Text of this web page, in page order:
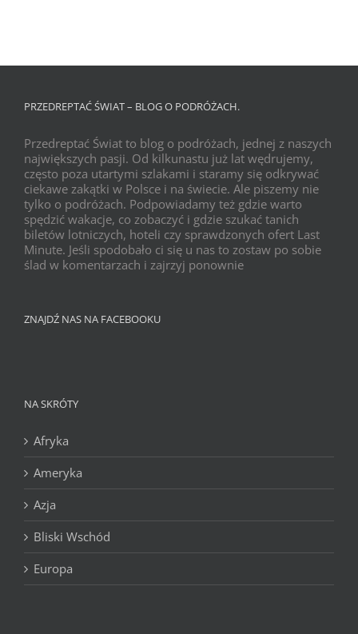
PRZEDREPTAĆ ŚWIAT – BLOG O PODRÓŻACH.
Przedreptać Świat to blog o podróżach, jednej z naszych
największych pasji. Od kilkunastu już lat wędrujemy,
często poza utartymi szlakami i staramy się odkrywać
ciekawe zakątki w Polsce i na świecie. Ale piszemy nie
tylko o podróżach. Podpowiadamy też gdzie warto
spędzić wakacje, co zobaczyć i gdzie szukać tanich
biletów lotniczych, hoteli czy sprawdzonych ofert Last
Minute. Jeśli spodobało ci się u nas to zostaw po sobie
ślad w komentarzach i zajrzyj ponownie
ZNAJDŹ NAS NA FACEBOOKU
NA SKRÓTY
Afryka
Ameryka
Azja
Bliski Wschód
Europa